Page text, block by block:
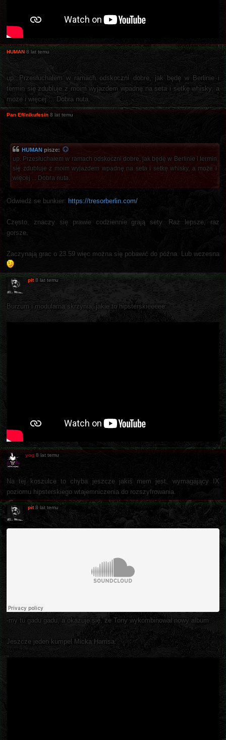
HUMAN 8 lat temu
up. Przesłuchałem w ramach odskoczni dobre, jak będę w Berlinie i
termin się zdubluje z moim wyjazdem wpadnę na seta i setkę whisky, a
może i więcej ... Dobra nuta.
Pan Efilnikufesin 8 lat temu
HUMAN pisze:
up. Przesłuchałem w ramach odskoczni dobre, jak będę w Berlinie i termin
się zdubluje z moim wyjazdem wpadnę na seta i setkę whisky, a może i
więcej ... Dobra nuta.
Odwiedź se bunkier: https://tresorberlin.com/
Często, znaczy się prawie codziennie grają sety. Raz lepsze, raz
gorsze.
Zaczynają grac o 23.59 więc można się pobawić do późna. Lub wczesna
pit 8 lat temu
Burzum i modularna skrzynia, jakie to hipsterskieeeee:
yog 8 lat temu
Na tej koszulce to chyba jeszcze jakiś mem jest, wymagający IX
poziomu hipsterskiego wtajemniczenia do rozszyfrowania.
pit 8 lat temu
-my tu gadu gadu, a okazuje się, że Tony wykombinował nowy album
Jeszcze jeden kumpel Micka Harrisa: